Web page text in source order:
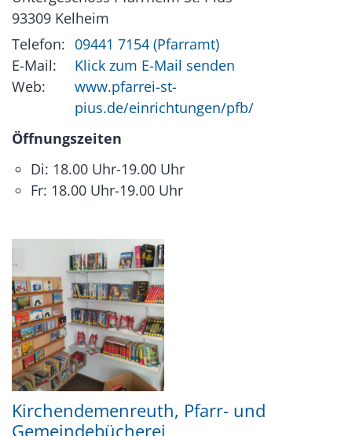
93309 Kelheim
Telefon: 09441 7154 (Pfarramt)
E-Mail:
Klick zum E-Mail senden
Web:
www.pfarrei-st-
pius.de/einrichtungen/pfb/
Öffnungszeiten
Di: 18.00 Uhr-19.00 Uhr
Fr: 18.00 Uhr-19.00 Uhr
Kirchendemenreuth, Pfarr- und
Gemeindebücherei